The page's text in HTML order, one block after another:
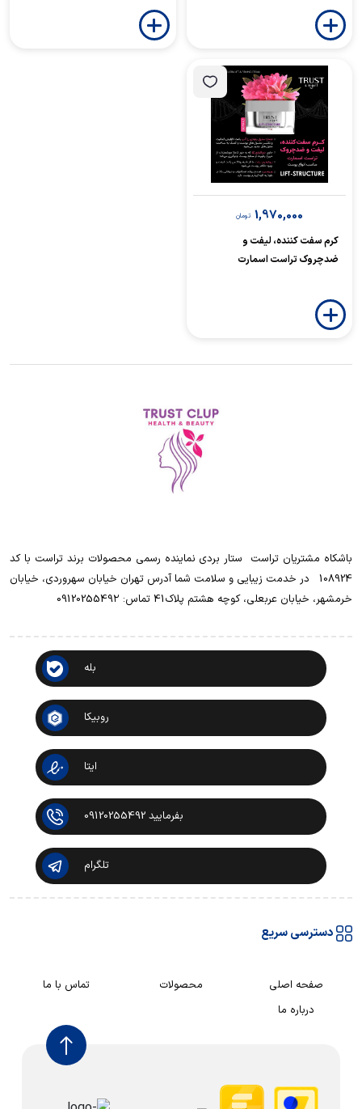
1,970,000 تومان
کرم سفت کننده، لیفت و
ضدچروک تراست اسمارت
باشکاه مشتریان تراست ‌ ‌ستار بردی نماینده رسمی محصولات برند تراست با کد
108924 ‌ ‌ در خدمت زیبایی و سلامت شما آدرس تهران خیابان سهروردی، خیابان
خرمشهر، خیابان عربعلی، کوچه هشتم پلاک41 تماس: 0912025549۲
بله
روبیکا
ایتا
بفرمایید 09120255492
تلگرام
دسترسی سریع
صفحه اصلی محصولات
تماس با ما
درباره ما